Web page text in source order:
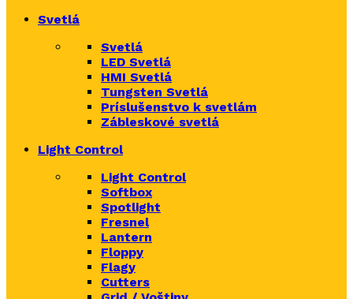
Svetlá
Svetlá
LED Svetlá
HMI Svetlá
Tungsten Svetlá
Príslušenstvo k svetlám
Zábleskové svetlá
Light Control
Light Control
Softbox
Spotlight
Fresnel
Lantern
Floppy
Flagy
Cutters